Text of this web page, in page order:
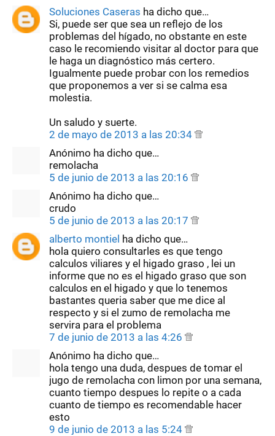
Soluciones Caseras ha dicho que…
Si, puede ser que sea un reflejo de los
problemas del hígado, no obstante en este
caso le recomiendo visitar al doctor para que
le haga un diagnóstico más certero.
Igualmente puede probar con los remedios
que proponemos a ver si se calma esa
molestia.
Un saludo y suerte.
2 de mayo de 2013 a las 20:34
Anónimo ha dicho que…
remolacha
5 de junio de 2013 a las 20:16
Anónimo ha dicho que…
crudo
5 de junio de 2013 a las 20:17
alberto montiel ha dicho que…
hola quiero consultarles es que tengo
calculos viliares y el higado graso , lei un
informe que no es el higado graso que son
calculos en el higado y que lo tenemos
bastantes queria saber que me dice al
respecto y si el zumo de remolacha me
servira para el problema
7 de junio de 2013 a las 4:26
Anónimo ha dicho que…
hola tengo una duda, despues de tomar el
jugo de remolacha con limon por una semana,
cuanto tiempo despues lo repite o a cada
cuanto de tiempo es recomendable hacer
esto
9 de junio de 2013 a las 5:24